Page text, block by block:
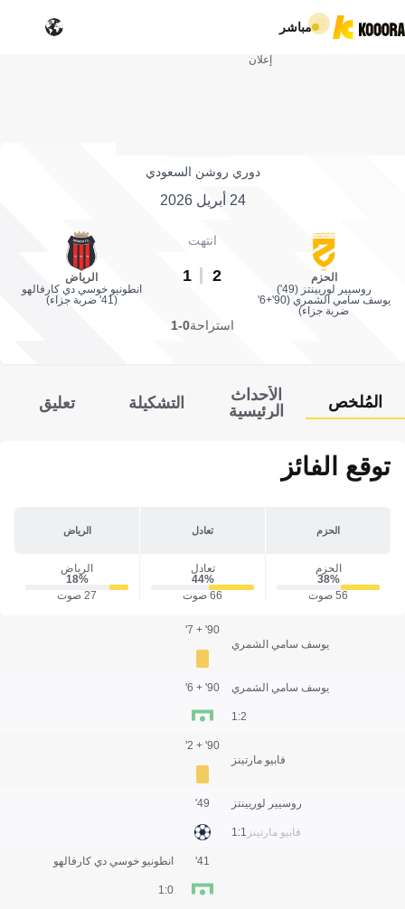
مباشر
إعلان
دوري روشن السعودي
24 أبريل 2026
الحزم
روسيير لوريينتز (49')
يوسف سامي الشمري (90'+6'
ضربة جزاء)
انتهت
2
1
الرياض
انطونيو خوسي دي كارفالهو
(41' ضربة جزاء)
استراحة0-1
المُلخص
الأحداث
الرئيسية
التشكيلة تعليق
توقع الفائز
الحزم تعادل الرياض
الحزم
38‎%‎
56 صوت
تعادل
44‎%‎
66 صوت
الرياض
18‎%‎
27 صوت
يوسف سامي الشمري
90' + 7'
يوسف سامي الشمري
2:1
90' + 6'
فابيو مارتينز
90' + 2'
روسيير لوريينتز
فابيو مارتينز 1:1
49'
انطونيو خوسي دي كارفالهو
0:1
41'